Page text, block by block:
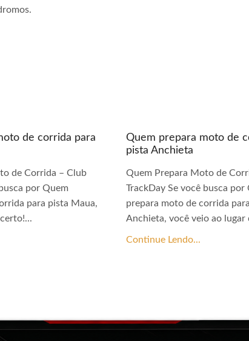
de corrida para
de Corrida – Club
por Quem
para pista Maua,
Quem prepara moto de
pista Anchieta
Quem Prepara Moto de
TrackDay Se você busca por
prepara moto de corrida
Anchieta, você veio ao lugar
Continue Lendo...